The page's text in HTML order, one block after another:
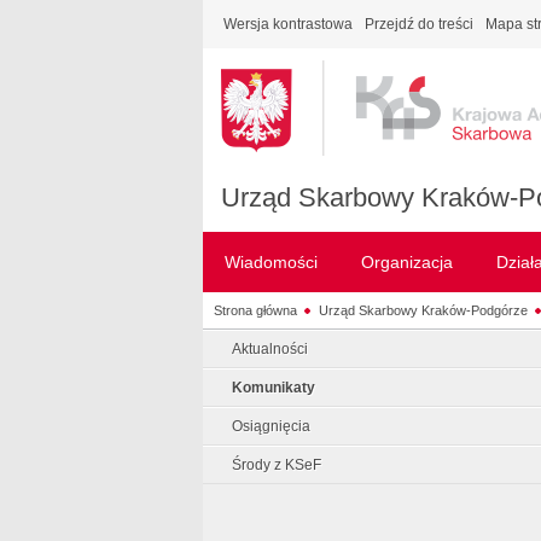
Wersja kontrastowa Przejdź do treści Mapa
Urząd Skarbowy Kraków-
Wiadomości Organizacja
Strona główna Urząd Skarbowy Kraków-Podgórze
Aktualności
Komunikaty
Osiągnięcia
Środy z KSeF